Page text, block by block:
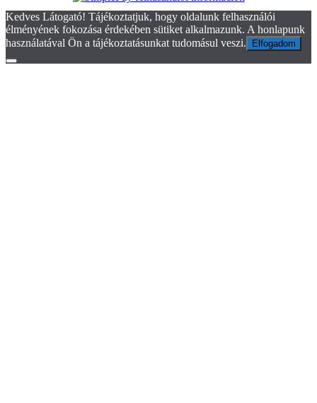
Kedves Látogató! Tájékoztatjuk, hogy oldalunk felhasználói
élményének fokozása érdekében sütiket alkalmazunk. A honlapunk
használatával Ön a tájékoztatásunkat tudomásul veszi.
Elfogadom